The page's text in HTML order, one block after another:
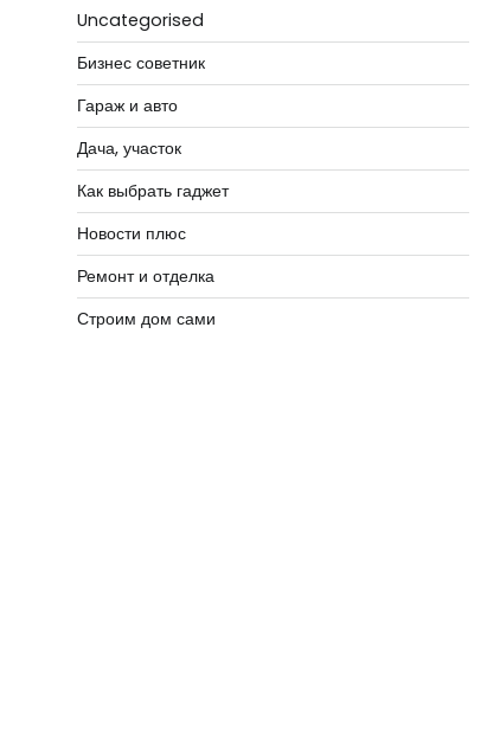
Uncategorised
Бизнес советник
Гараж и авто
Дача, участок
Как выбрать гаджет
Новости плюс
Ремонт и отделка
Строим дом сами